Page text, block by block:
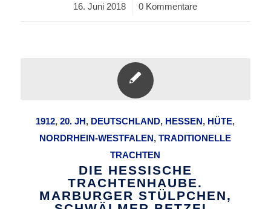
16. Juni 2018
/ 0 Kommentare
1912,20. JH, DEUTSCHLAND, HESSEN, HÜTE,
NORDRHEIN-WESTFALEN,TRADITIONELLE
TRACHTEN
DIE HESSISCHE
TRACHTENHAUBE.
MARBURGER STÜLPCHEN,